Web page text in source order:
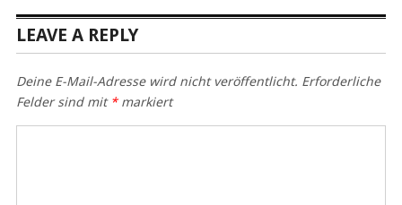
LEAVE A REPLY
Deine E-Mail-Adresse wird nicht veröffentlicht. Erforderliche
Felder sind mit *markiert